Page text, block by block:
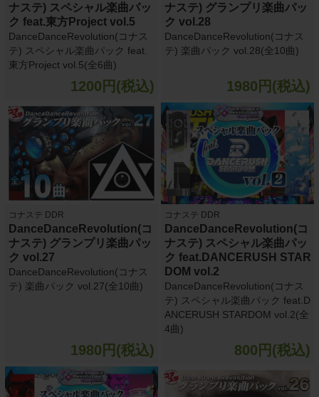
ナステ) スペシャル楽曲パッ
ク feat.東方Project vol.5
DanceDanceRevolution(コナス
テ) スペシャル楽曲パック feat.
東方Project vol.5(全6曲)
1200円(税込)
ナステ) グランプリ楽曲パッ
ク vol.28
DanceDanceRevolution(コナス
テ) 楽曲パック vol.28(全10曲)
1980円(税込)
コナステ DDR
DanceDanceRevolution(コ
ナステ) グランプリ楽曲パッ
ク vol.27
DanceDanceRevolution(コナス
テ) 楽曲パック vol.27(全10曲)
1980円(税込)
コナステ DDR
DanceDanceRevolution(コ
ナステ) スペシャル楽曲パッ
ク feat.DANCERUSH STAR
DOM vol.2
DanceDanceRevolution(コナス
テ) スペシャル楽曲パック feat.D
ANCERUSH STARDOM vol.2(全
4曲)
800円(税込)